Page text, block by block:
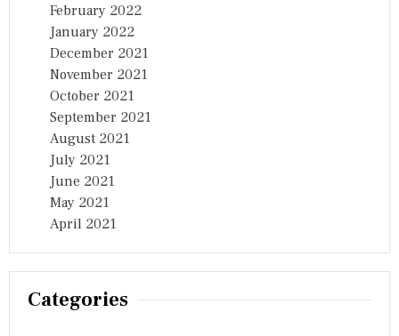
February 2022
January 2022
December 2021
November 2021
October 2021
September 2021
August 2021
July 2021
June 2021
May 2021
April 2021
Categories